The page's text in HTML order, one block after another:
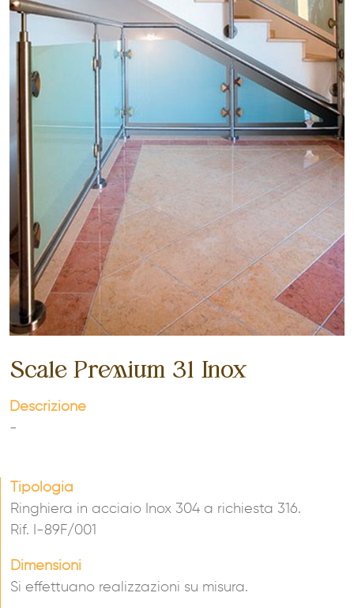
Scale Premium 31 Inox
Descrizione
-
Tipologia
Ringhiera in acciaio Inox 304 a richiesta 316.
Rif. I-89F/001
Dimensioni
Si effettuano realizzazioni su misura.